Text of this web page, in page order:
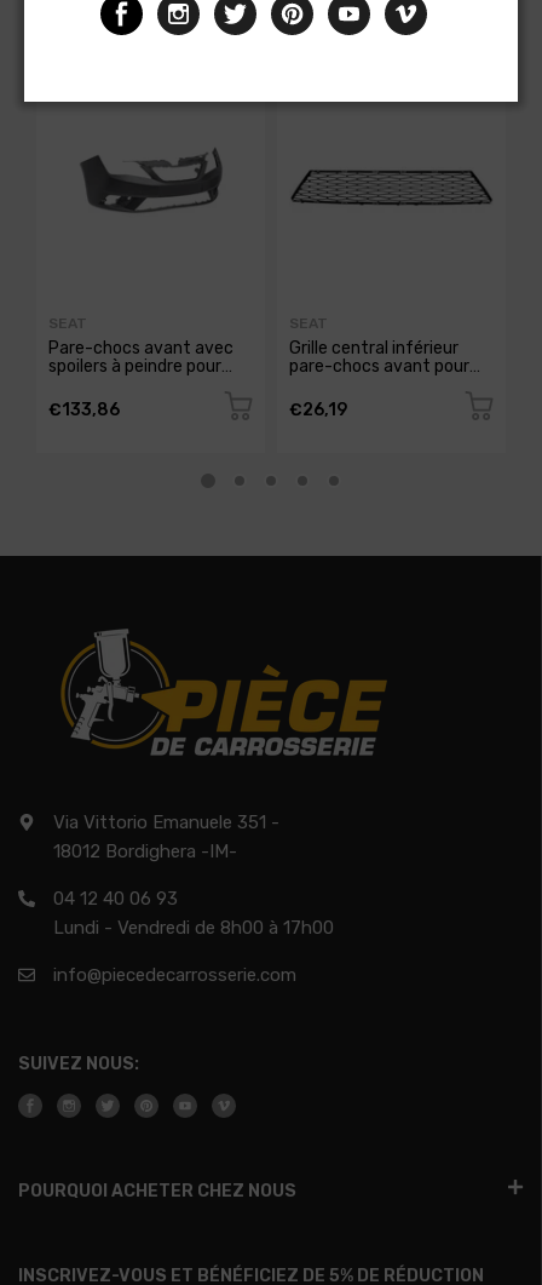
Customers albo bought
SEAT
Pare-chocs avant avec
spoilers à peindre pour
2016, Neuf
€133,86
SEAT
Grille central inférieur
pare-chocs avant pour
2015, Neuve
€26,19
Via Vittorio Emanuele 351 -
18012 Bordighera -IM-
04 12 40 06 93
Lundi - Vendredi de 8h00 à 17h00
info@piecedecarrosserie.com
SUIVEZ NOUS:
POURQUOI ACHETER CHEZ NOUS
INSCRIVEZ-VOUS ET BÉNÉFICIEZ DE 5% DE RÉDUCTION